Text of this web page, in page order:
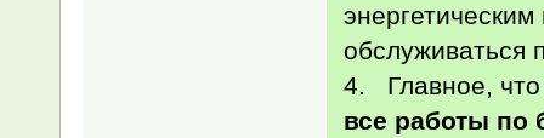
обслуживаться
4. Главное,
все работы по